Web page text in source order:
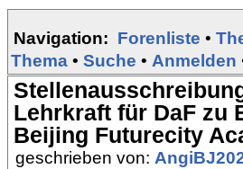
Navigation: Forenliste •
Thema • Suche • Anmelden
Lehrkraft für DaF zu
Beijing Futurecity
geschrieben von: